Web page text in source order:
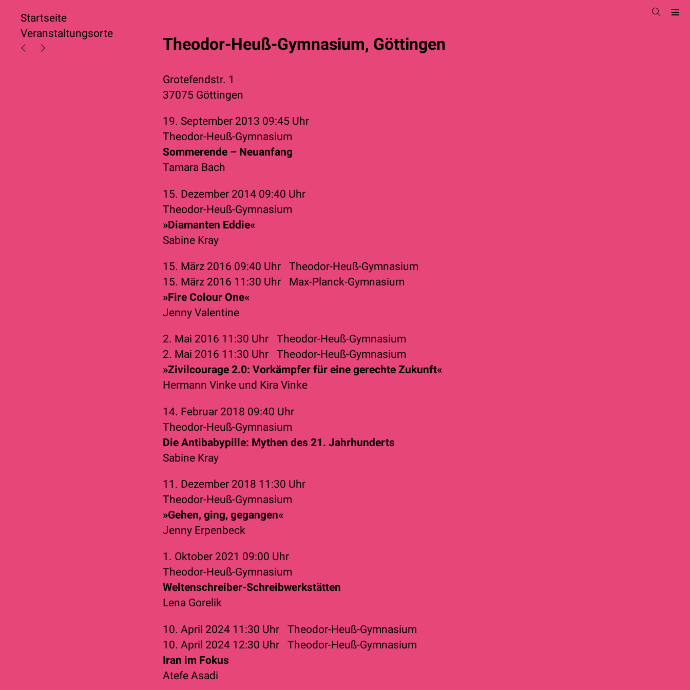
Startseite
Veranstaltungsorte
Theodor-Heuß-Gymnasium, Göttingen
Grotefendstr. 1
37075 Göttingen
19. September 2013 09:45 Uhr
Theodor-Heuß-Gymnasium
Sommerende – Neuanfang
Tamara Bach
15. Dezember 2014 09:40 Uhr
Theodor-Heuß-Gymnasium
»Diamanten Eddie«
Sabine Kray
15. März 2016 09:40 Uhr
Theodor-Heuß-Gymnasium
15. März 2016 11:30 Uhr
Max-Planck-Gymnasium
»Fire Colour One«
Jenny Valentine
2. Mai 2016 11:30 Uhr
Theodor-Heuß-Gymnasium
2. Mai 2016 11:30 Uhr
Theodor-Heuß-Gymnasium
»Zivilcourage 2.0: Vorkämpfer für eine gerechte Zukunft«
Hermann Vinke und Kira Vinke
14. Februar 2018 09:40 Uhr
Theodor-Heuß-Gymnasium
Die Antibabypille: Mythen des 21. Jahrhunderts
Sabine Kray
11. Dezember 2018 11:30 Uhr
Theodor-Heuß-Gymnasium
»Gehen, ging, gegangen«
Jenny Erpenbeck
1. Oktober 2021 09:00 Uhr
Theodor-Heuß-Gymnasium
Weltenschreiber-Schreibwerkstätten
Lena Gorelik
10. April 2024 11:30 Uhr
Theodor-Heuß-Gymnasium
10. April 2024 12:30 Uhr
Theodor-Heuß-Gymnasium
Iran im Fokus
Atefe Asadi